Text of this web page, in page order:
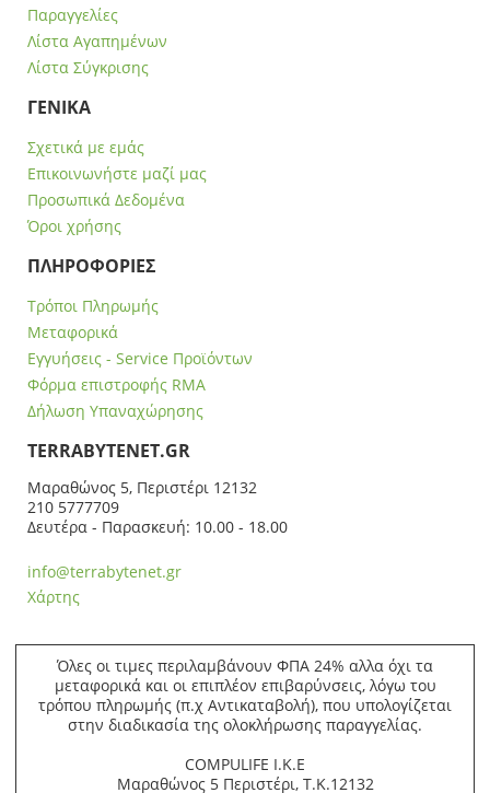
Παραγγελίες
Λίστα Αγαπημένων
Λίστα Σύγκρισης
ΓΕΝΙΚΑ
Σχετικά με εμάς
Επικοινωνήστε μαζί μας
Προσωπικά Δεδομένα
Όροι χρήσης
ΠΛΗΡΟΦΟΡΙΕΣ
Τρόποι Πληρωμής
Μεταφορικά
Εγγυήσεις - Service Προϊόντων
Φόρμα επιστροφής RMA
Δήλωση Υπαναχώρησης
ΤERRABYTENET.GR
Μαραθώνος 5, Περιστέρι 12132
210 5777709
Δευτέρα - Παρασκευή: 10.00 - 18.00
info@terrabytenet.gr
Χάρτης
Όλες οι τιμες περιλαμβάνουν ΦΠΑ 24% αλλα όχι τα
μεταφορικά και οι επιπλέον επιβαρύνσεις, λόγω του
τρόπου πληρωμής (π.χ Αντικαταβολή), που υπολογίζεται
στην διαδικασία της ολοκλήρωσης παραγγελίας.
COMPULIFE Ι.Κ.Ε
Μαραθώνος 5 Περιστέρι, Τ.Κ.12132